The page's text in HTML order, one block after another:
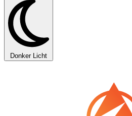
Donker Licht